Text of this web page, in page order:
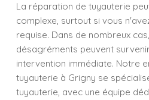
La réparation de tuyauterie
complexe, surtout si vous
requise. Dans de nombreux
désagréments peuvent
intervention immédiate. Notre
tuyauterie à Grigny se
tuyauterie, avec une équipe